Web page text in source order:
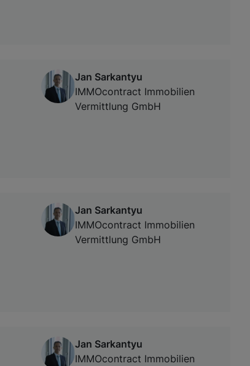
Jan Sarkantyu
IMMOcontract Immobilien
Vermittlung GmbH
Jan Sarkantyu
IMMOcontract Immobilien
Vermittlung GmbH
Jan Sarkantyu
IMMOcontract Immobilien